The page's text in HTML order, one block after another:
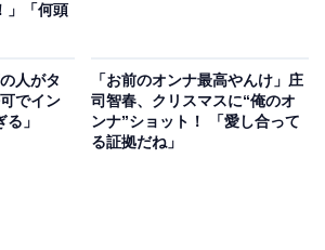
」「何頭
人がタ
でイン
」
「お前のオンナ最高やんけ」庄
司智春、クリスマスに“俺のオ
ンナ”ショット！ 「愛し合って
る証拠だね」